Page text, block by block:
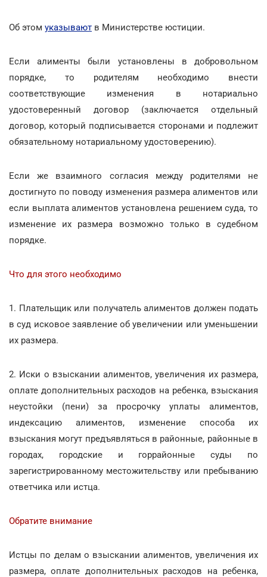
Об этом указывают в Министерстве юстиции.
Если алименты были установлены в добровольном
порядке, то родителям необходимо внести
соответствующие изменения в нотариально
удостоверенный договор (заключается отдельный
договор, который подписывается сторонами и подлежит
обязательному нотариальному удостоверению).
Если же взаимного согласия между родителями не
достигнуто по поводу изменения размера алиментов или
если выплата алиментов установлена решением суда, то
изменение их размера возможно только в судебном
порядке.
Что для этого необходимо
1. Плательщик или получатель алиментов должен подать
в суд исковое заявление об увеличении или уменьшении
их размера.
2. Иски о взыскании алиментов, увеличения их размера,
оплате дополнительных расходов на ребенка, взыскания
неустойки (пени) за просрочку уплаты алиментов,
индексацию алиментов, изменение способа их
взыскания могут предъявляться в районные, районные в
городах, городские и горрайонные суды по
зарегистрированному местожительству или пребыванию
ответчика или истца.
Обратите внимание
Истцы по делам о взыскании алиментов, увеличения их
размера, оплате дополнительных расходов на ребенка,